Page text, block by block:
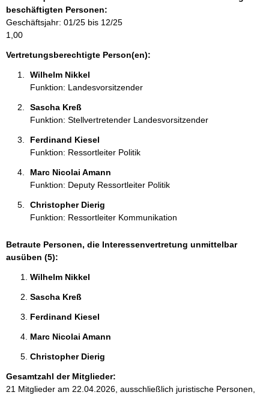
n
:
beschäftigten Personen:
Geschäftsjahr: 01/25 bis 12/25
1,00
Vertretungsberechtigte Person(en):
Wilhelm Nikkel
Funktion: Landesvorsitzender
Sascha Kreß
Funktion: Stellvertretender Landesvorsitzender
Ferdinand Kiesel
Funktion: Ressortleiter Politik
Marc Nicolai Amann
Funktion: Deputy Ressortleiter Politik
Christopher Dierig
Funktion: Ressortleiter Kommunikation
Betraute Personen, die Interessenvertretung unmittelbar
ausüben (5):
Wilhelm Nikkel
Sascha Kreß
Ferdinand Kiesel
Marc Nicolai Amann
Christopher Dierig
Gesamtzahl der Mitglieder:
21 Mitglieder am 22.04.2026, ausschließlich juristische Personen,